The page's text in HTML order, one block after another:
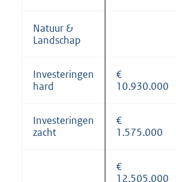
Natuur &
Landschap
Investeringen
hard
€
10.930.000
Investeringen
zacht
€
1.575.000
€
12.505.000